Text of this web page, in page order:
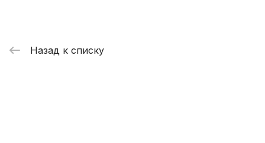
Назад к списку